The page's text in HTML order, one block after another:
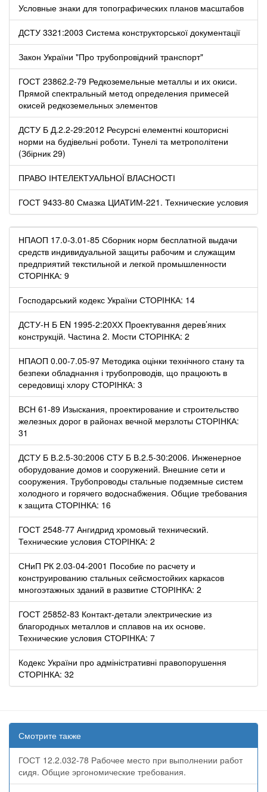
Условные знаки для топографических планов масштабов
ДСТУ 3321:2003 Система конструкторської документації
Закон України "Про трубопровідний транспорт"
ГОСТ 23862.2-79 Редкоземельные металлы и их окиси.
Прямой спектральный метод определения примесей
окисей редкоземельных элементов
ДСТУ Б Д.2.2-29:2012 Ресурсні елементні кошторисні
норми на будівельні роботи. Тунелі та метрополітени
(Збірник 29)
ПРАВО ІНТЕЛЕКТУАЛЬНОЇ ВЛАСНОСТІ
ГОСТ 9433-80 Смазка ЦИАТИМ-221. Технические условия
НПАОП 17.0-3.01-85 Сборник норм бесплатной выдачи
средств индивидуальной защиты рабочим и служащим
предприятий текстильной и легкой промышленности
СТОРІНКА: 9
Господарський кодекс України СТОРІНКА: 14
ДСТУ-Н Б EN 1995-2:20ХХ Проектування дерев’яних
конструкцій. Частина 2. Мости СТОРІНКА: 2
НПАОП 0.00-7.05-97 Методика оцінки технічного стану та
безпеки обладнання і трубопроводів, що працюють в
середовищі хлору СТОРІНКА: 3
ВСН 61-89 Изыскания, проектирование и строительство
железных дорог в районах вечной мерзлоты СТОРІНКА:
31
ДСТУ Б В.2.5-30:2006 СТУ Б В.2.5-30:2006. Инженерное
оборудование домов и сооружений. Внешние сети и
сооружения. Трубопроводы стальные подземные систем
холодного и горячего водоснабжения. Общие требования
к защита СТОРІНКА: 16
ГОСТ 2548-77 Ангидрид хромовый технический.
Технические условия СТОРІНКА: 2
СНиП РК 2.03-04-2001 Пособие по расчету и
конструированию стальных сейсмостойких каркасов
многоэтажных зданий в развитие СТОРІНКА: 2
ГОСТ 25852-83 Контакт-детали электрические из
благородных металлов и сплавов на их основе.
Технические условия СТОРІНКА: 7
Кодекс України про адміністративні правопорушення
СТОРІНКА: 32
Смотрите также
ГОСТ 12.2.032-78 Рабочее место при выполнении работ
сидя. Общие эргономические требования.